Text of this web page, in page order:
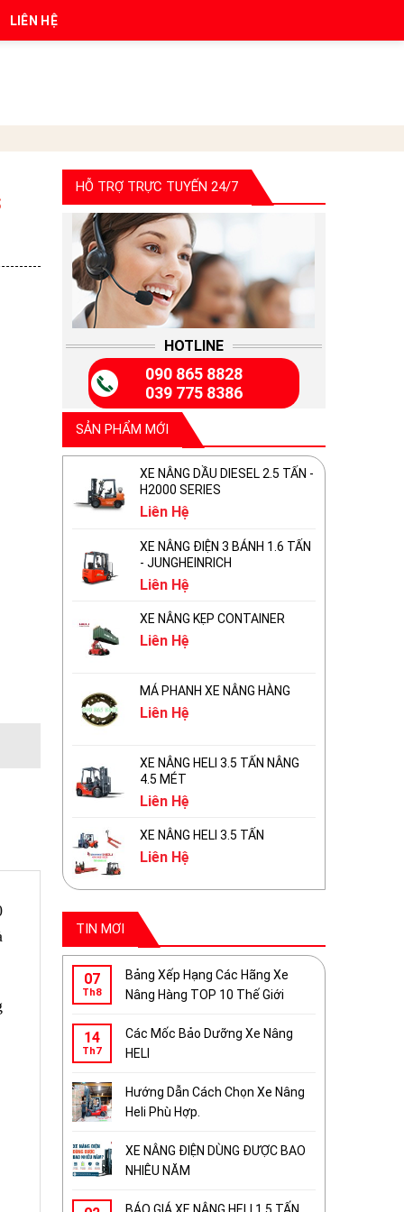
LIÊN HỆ
HỖ TRỢ TRỰC TUYẾN 24/7
HOTLINE
090 865 8828
039 775 8386
SẢN PHẨM MỚI
XE NÂNG DẦU DIESEL 2.5 TẤN -
H2000 SERIES
Liên Hệ
XE NÂNG ĐIỆN 3 BÁNH 1.6 TẤN
- JUNGHEINRICH
Liên Hệ
XE NÂNG KẸP CONTAINER
Liên Hệ
MÁ PHANH XE NÂNG HÀNG
Liên Hệ
XE NÂNG HELI 3.5 TẤN NÂNG
4.5 MÉT
Liên Hệ
XE NÂNG HELI 3.5 TẤN
Liên Hệ
TIN MƠI
07
Th8
Bảng Xếp Hạng Các Hãng Xe
Nâng Hàng TOP 10 Thế Giới
14
Th7
Các Mốc Bảo Dưỡng Xe Nâng
HELI
Hướng Dẫn Cách Chọn Xe Nâng
Heli Phù Hợp.
XE NÂNG ĐIỆN DÙNG ĐƯỢC BAO
NHIÊU NĂM